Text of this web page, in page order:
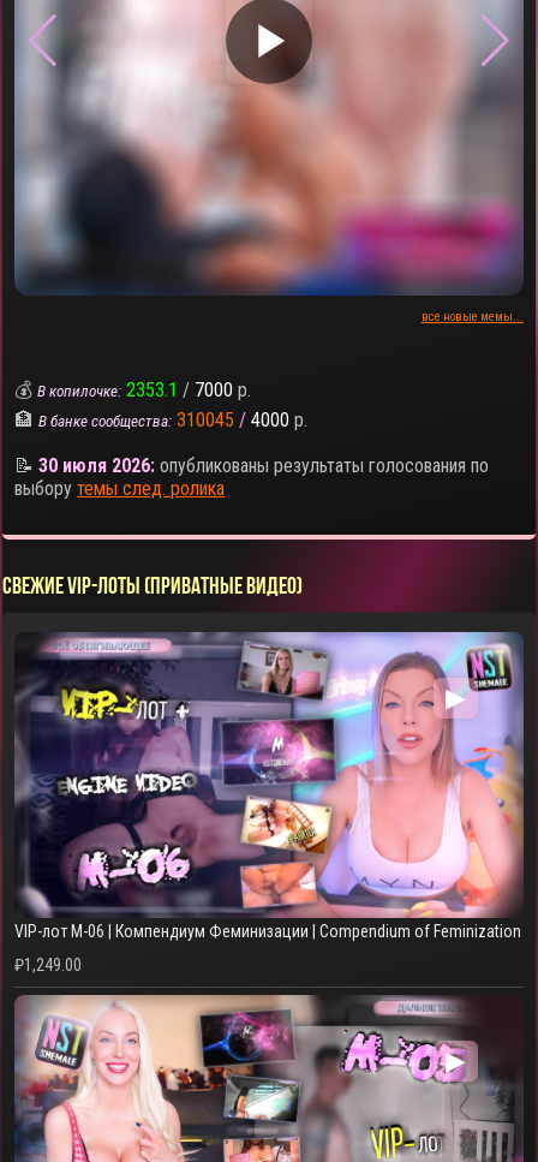
▶
все новые мемы...
💰В копилочке: 2353.1 / 7000 р.
🏦В банке сообщества: 310045 / 4000 р.
📝30 июля 2026: опубликованы результаты голосования по
выборутемы след. ролика
СВЕЖИЕ VIP-ЛОТЫ (ПРИВАТНЫЕ ВИДЕО)
▶
VIP-лот M-06 | Компендиум Феминизации | Compendium of Feminization
₽1,249.00
▶